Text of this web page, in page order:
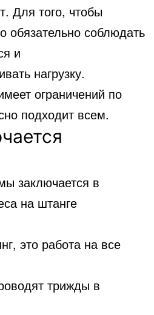
Для того, чтобы
обязательно соблюдать
и
нагрузку.
ограничений по
подходит всем.
заключается в
на штанге
это работа на все
трижды в